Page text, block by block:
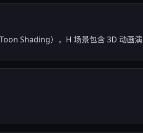
Shading），H 场景包含 3D 动画演